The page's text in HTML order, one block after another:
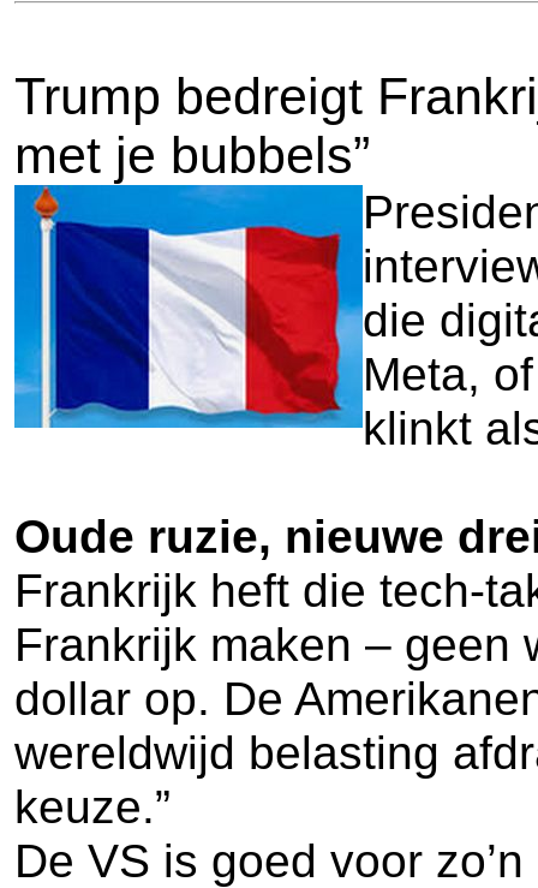
Trump bedreigt
met je bubbels”
die
Meta,
klinkt
Oude ruzie, nieuwe
Frankrijk heft die tech-
Frankrijk maken – geen
dollar op. De
wereldwijd belasting
keuze.”
De VS is goed voor